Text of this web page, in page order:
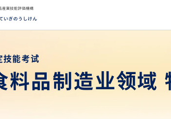
技能考试
料品制造业领域